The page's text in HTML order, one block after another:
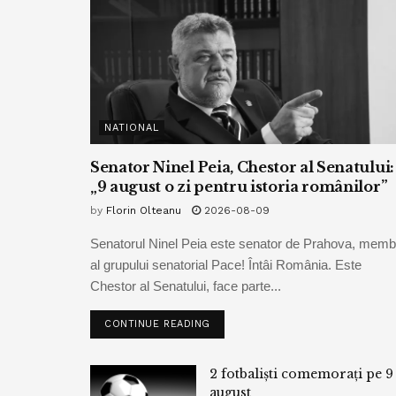
NATIONAL
Senator Ninel Peia, Chestor al Senatului:
„9 august o zi pentru istoria românilor”
by Florin Olteanu 2026-08-09
Senatorul Ninel Peia este senator de Prahova,
al grupului senatorial Pace! Întâi România. Este
Chestor al Senatului, face parte...
CONTINUE READING
2 fotbaliști comemorați pe 9
august